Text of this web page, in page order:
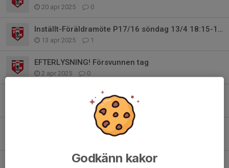
20 apr 2025 0
Inställt-Föräldramöte P17/16 söndag 13/4 18:15-19:30
13 apr 2025 1
EFTERLYSNING! Försvunnen tag
2 apr 2025 0
1
Anmälan planvärdar 29-30/3
Godkänn kakor